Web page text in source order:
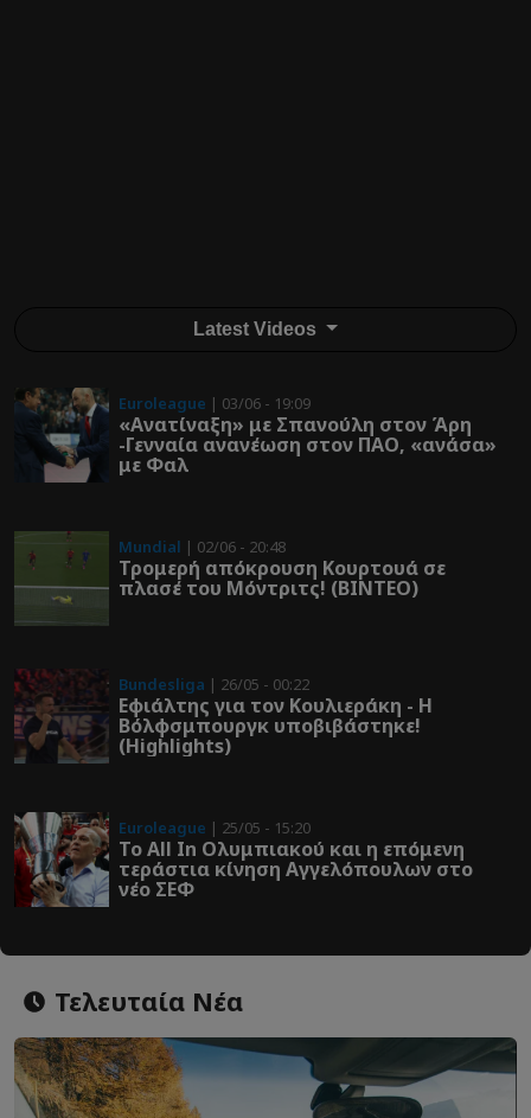
Latest Videos
Euroleague | 03/06 - 19:09
«Ανατίναξη» με Σπανούλη στον Άρη
-Γενναία ανανέωση στον ΠΑΟ, «ανάσα»
με Φαλ
Mundial | 02/06 - 20:48
Τρομερή απόκρουση Κουρτουά σε
πλασέ του Μόντριτς! (ΒΙΝΤΕΟ)
Bundesliga | 26/05 - 00:22
Εφιάλτης για τον Κουλιεράκη - Η
Βόλφσμπουργκ υποβιβάστηκε!
(Highlights)
Euroleague | 25/05 - 15:20
Το All In Ολυμπιακού και η επόμενη
τεράστια κίνηση Αγγελόπουλων στο
νέο ΣΕΦ
Τελευταία Νέα